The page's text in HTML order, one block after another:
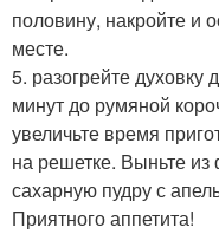
половину, накройте и
месте.
5. разогрейте духовку
минут до румяной
увеличьте время
на решетке. Выньте
сахарную пудру с
Приятного аппетита!